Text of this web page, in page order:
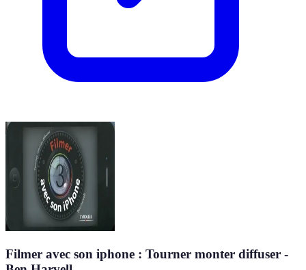
Filmer avec son iphone : Tourner monter diffuser -